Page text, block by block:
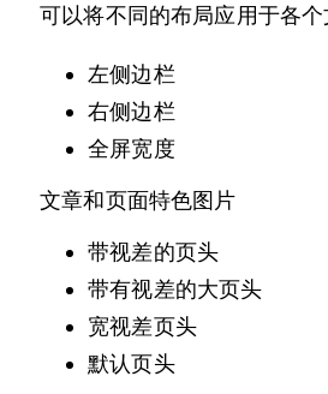
可以将不同的布局应用于各个
左侧边栏
右侧边栏
全屏宽度
文章和页面特色图片
带视差的页头
带有视差的大页头
宽视差页头
默认页头